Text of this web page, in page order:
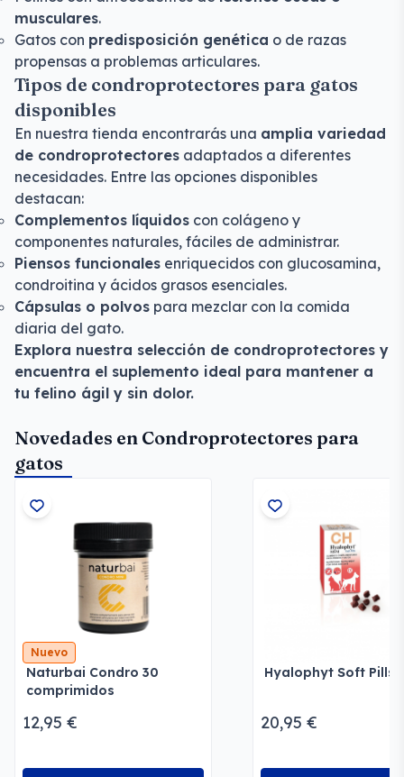
musculares.
Gatos con predisposición genética o de razas
propensas a problemas articulares.
Tipos de condroprotectores para gatos
disponibles
En nuestra tienda encontrarás una amplia variedad
de condroprotectores adaptados a diferentes
necesidades. Entre las opciones disponibles
destacan:
Complementos líquidos con colágeno y
componentes naturales, fáciles de administrar.
Piensos funcionales enriquecidos con glucosamina,
condroitina y ácidos grasos esenciales.
Cápsulas o polvos para mezclar con la comida
diaria del gato.
Explora nuestra selección de condroprotectores y
encuentra el suplemento ideal para mantener a
tu felino ágil y sin dolor.
Novedades en Condroprotectores para
gatos
Nuevo
Naturbai Condro 30
comprimidos
12,95 €
Hyalophyt Soft Pills
20,95 €